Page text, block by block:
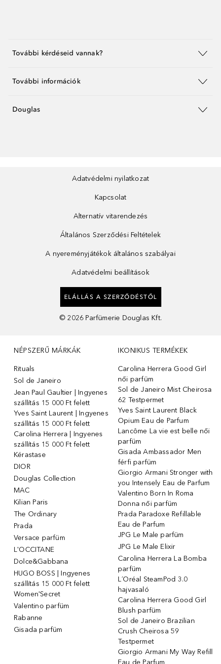
További kérdéseid vannak?
További információk
Douglas
Adatvédelmi nyilatkozat
Kapcsolat
Alternatív vitarendezés
Általános Szerződési Feltételek
A nyereményjátékok általános szabályai
Adatvédelmi beállítások
ELÁLLÁS A SZERZŐDÉSTŐL
© 2026 Parfümerie Douglas Kft.
NÉPSZERŰ MÁRKÁK
Rituals
Sol de Janeiro
Jean Paul Gaultier | Ingyenes
szállítás 15 000 Ft felett
Yves Saint Laurent | Ingyenes
szállítás 15 000 Ft felett
Carolina Herrera | Ingyenes
szállítás 15 000 Ft felett
Kérastase
DIOR
Douglas Collection
MAC
Kilian Paris
The Ordinary
Prada
Versace parfüm
L'OCCITANE
Dolce&Gabbana
HUGO BOSS | Ingyenes
szállítás 15 000 Ft felett
Women'Secret
Valentino parfüm
Rabanne
Gisada parfüm
IKONIKUS TERMÉKEK
Carolina Herrera Good Girl
női parfüm
Sol de Janeiro Mist Cheirosa
62 Testpermet
Yves Saint Laurent Black
Opium Eau de Parfum
Lancôme La vie est belle női
parfüm
Gisada Ambassador Men
férfi parfüm
Giorgio Armani Stronger with
you Intensely Eau de Parfum
Valentino Born In Roma
Donna női parfüm
Prada Paradoxe Refillable
Eau de Parfum
JPG Le Male parfüm
JPG Le Male Elixir
Carolina Herrera La Bomba
parfüm
L´Oréal SteamPod 3.0
hajvasaló
Carolina Herrera Good Girl
Blush parfüm
Sol de Janeiro Brazilian
Crush Cheirosa 59
Testpermet
Giorgio Armani My Way Refill
Eau de Parfum